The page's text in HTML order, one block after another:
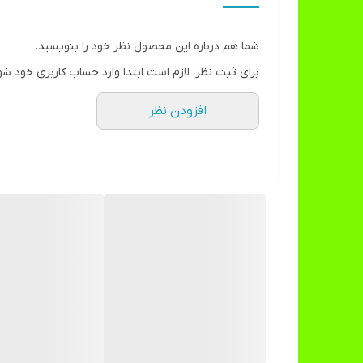
شما هم درباره این محصول نظر خود را بنویسید.
برای ثبت نظر، لازم است ابتدا وارد حساب کاربری خود
افزودن نظر